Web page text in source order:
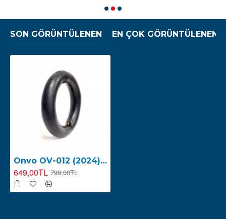
SON GÖRÜNTÜLENEN EN ÇOK GÖRÜNTÜLENEN
Onvo OV-012 (2024) İç Lastik 10X2.50
649,00TL 799,00TL